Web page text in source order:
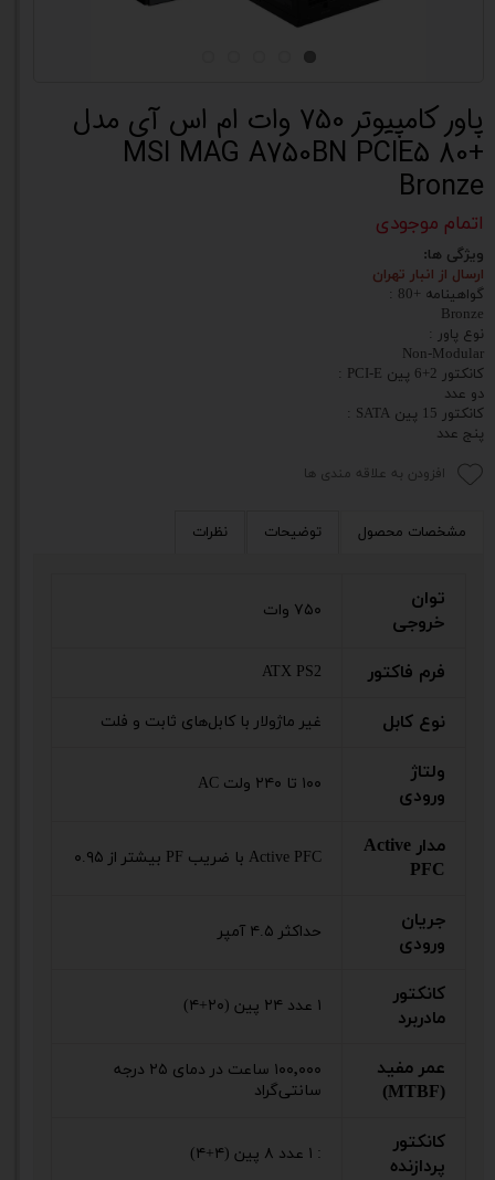
پاور کامپیوتر 750 وات ام اس آی مدل
MSI MAG A750BN PCIE5 80+
Bronze
اتمام موجودی
ویژگی ها:
ارسال از انبار تهران
گواهینامه +80 :
Bronze
نوع پاور :
Non-Modular
کانکتور 2+6 پین PCI-E :
دو عدد
کانکتور 15 پین SATA :
پنج عدد
افزودن به علاقه مندی ها
مشخصات محصول توضیحات نظرات
توان
خروجی
۷۵۰ وات
فرم فاکتور ATX PS2
نوع کابل غیر ماژولار با کابل‌های ثابت و فلت
ولتاژ
ورودی
۱۰۰ تا ۲۴۰ ولت AC
مدار Active
PFC
Active PFC با ضریب PF بیشتر از ۰.۹۵
جریان
ورودی
حداکثر ۴.۵ آمپر
کانکتور
مادربرد
۱ عدد ۲۴ پین (۲۰+۴)
عمر مفید
(MTBF)
۱۰۰٬۰۰۰ ساعت در دمای ۲۵ درجه
سانتی‌گراد
کانکتور
پردازنده
: ۱ عدد ۸ پین (۴+۴)